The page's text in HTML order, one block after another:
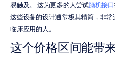
易触及。 这为更多的人尝试脑机接口
这些设备的设计通常极其精简，非
临床应用的人。
这个价格区间能带